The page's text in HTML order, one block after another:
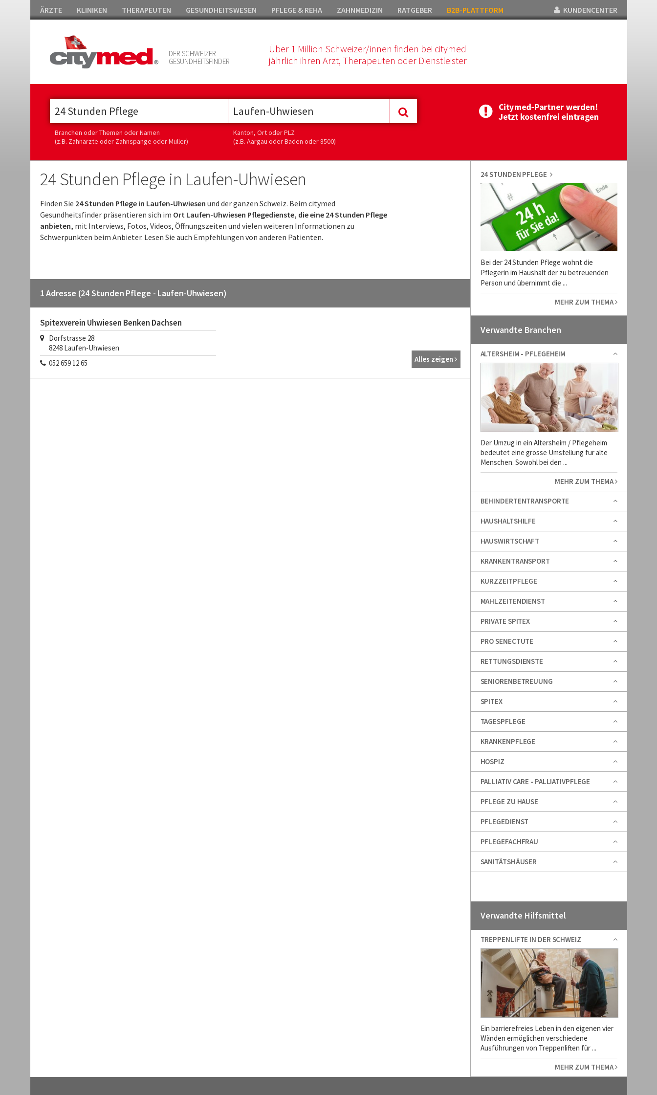
ÄRZTE KLINIKEN THERAPEUTEN GESUNDHEITSWESEN PFLEGE & REHA ZAHNMEDIZIN RATGEBER B2B-PLATTFORM KUNDENCENTER
DER SCHWEIZER
GESUNDHEITSFINDER
Über 1 Million Schweizer/innen finden bei citymed
jährlich ihren Arzt, Therapeuten oder Dienstleister
Branchen oder Themen oder Namen
(z.B. Zahnärzte oder Zahnspange oder Müller)
Kanton, Ort oder PLZ
(z.B. Aargau oder Baden oder 8500)
24 Stunden Pflege in Laufen-Uhwiesen
Finden Sie 24 Stunden Pflege in Laufen-Uhwiesen und der ganzen Schweiz. Beim citymed
Gesundheitsfinder präsentieren sich im Ort Laufen-Uhwiesen Pflegedienste, die eine 24 Stunden Pflege
anbieten, mit Interviews, Fotos, Videos, Öffnungszeiten und vielen weiteren Informationen zu
Schwerpunkten beim Anbieter. Lesen Sie auch Empfehlungen von anderen Patienten.
1 Adresse (24 Stunden Pflege - Laufen-Uhwiesen)
Spitexverein Uhwiesen Benken Dachsen
Dorfstrasse 28
8248 Laufen-Uhwiesen
052 659 12 65
Alles zeigen
24 STUNDEN PFLEGE
Bei der 24 Stunden Pflege wohnt die
Pflegerin im Haushalt der zu betreuenden
Person und übernimmt die ...
MEHR ZUM THEMA
Verwandte Branchen
ALTERSHEIM - PFLEGEHEIM
Der Umzug in ein Altersheim / Pflegeheim
bedeutet eine grosse Umstellung für alte
Menschen. Sowohl bei den ...
MEHR ZUM THEMA
BEHINDERTENTRANSPORTE
HAUSHALTSHILFE
HAUSWIRTSCHAFT
KRANKENTRANSPORT
KURZZEITPFLEGE
MAHLZEITENDIENST
PRIVATE SPITEX
PRO SENECTUTE
RETTUNGSDIENSTE
SENIORENBETREUUNG
SPITEX
TAGESPFLEGE
KRANKENPFLEGE
HOSPIZ
PALLIATIV CARE - PALLIATIVPFLEGE
PFLEGE ZU HAUSE
PFLEGEDIENST
PFLEGEFACHFRAU
SANITÄTSHÄUSER
Verwandte Hilfsmittel
TREPPENLIFTE IN DER SCHWEIZ
Ein barrierefreies Leben in den eigenen vier
Wänden ermöglichen verschiedene
Ausführungen von Treppenliften für ...
MEHR ZUM THEMA